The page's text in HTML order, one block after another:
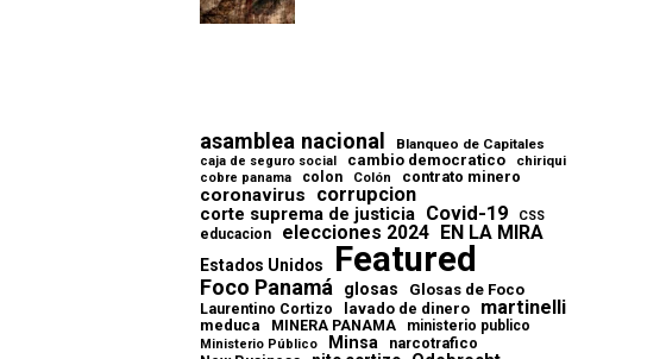
asamblea nacional Blanqueo de Capitales
caja de seguro social cambio democratico chiriqui
cobre panama colon Colón contrato minero
coronavirus corrupcion
corte suprema de justicia Covid-19 CSS
educacion elecciones 2024 EN LA MIRA
Estados Unidos Featured
Foco Panamá glosas Glosas de Foco
Laurentino Cortizo lavado de dinero martinelli
meduca MINERA PANAMA ministerio publico
Ministerio Público Minsa
narcotrafico